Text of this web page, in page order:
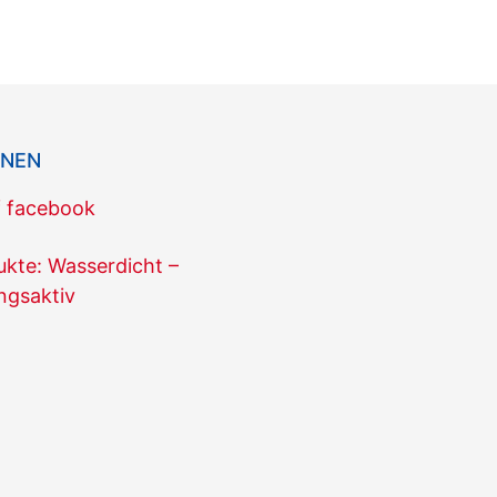
facebook
Wasserdicht –